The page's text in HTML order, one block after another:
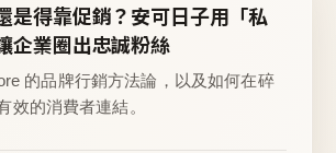
是得靠促銷？安可日子用「私
企業圈出忠誠粉絲
的品牌行銷方法論，以及如何在碎
效的消費者連結。